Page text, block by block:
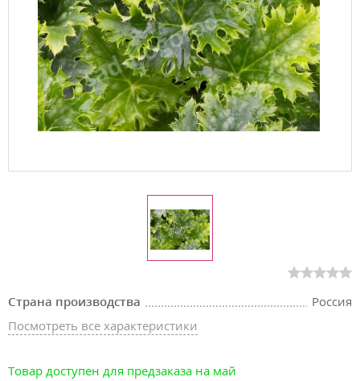
Страна производства
Россия
Посмотреть все характеристики
Товар доступен для предзаказа на май